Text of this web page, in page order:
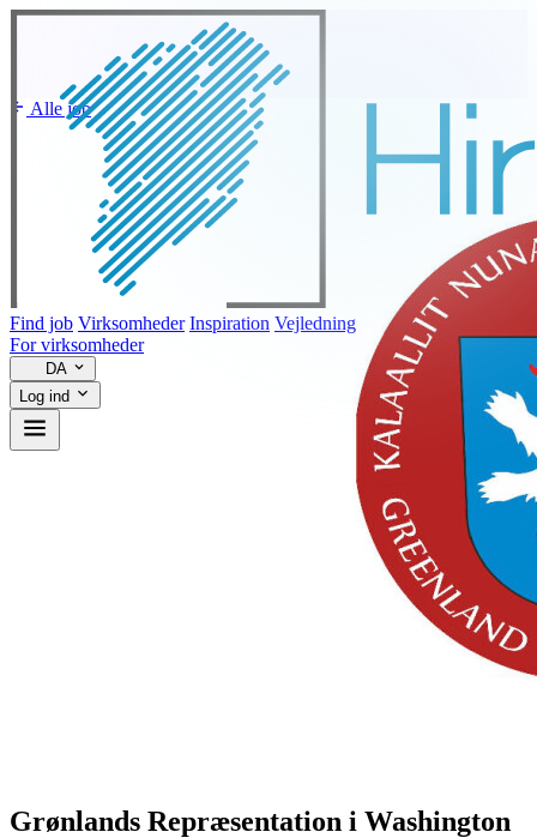
Find job Virksomheder Inspiration Vejledning
For virksomheder
DA
Log ind
Alle job
Grønlands Repræsentation i Washington